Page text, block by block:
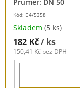
Kód: E4/5358
Skladem (5 ks)
182 Kč/ ks
150,41 Kč bez DPH